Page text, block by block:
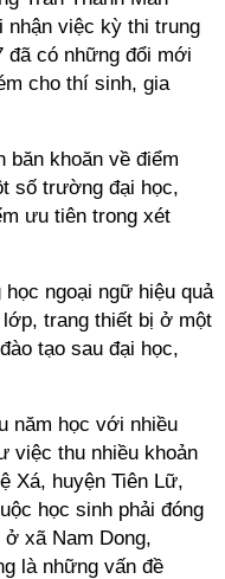
nhận việc kỳ thi trung
đã có những đổi mới
cho thí sinh, gia
băn khoăn về điểm
số trường đại học,
ưu tiên trong xét
ngoại ngữ hiệu quả
trang thiết bị ở một
tạo sau đại học,
năm học với nhiều
việc thu nhiều khoản
Xá, huyện Tiên Lữ,
học sinh phải đóng
xã Nam Dong,
là những vấn đề